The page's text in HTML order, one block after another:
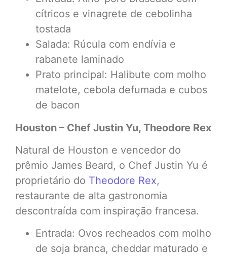
cítricos e vinagrete de cebolinha
tostada
Salada: Rúcula com endívia e
rabanete laminado
Prato principal: Halibute com molho
matelote, cebola defumada e cubos
de bacon
Houston – Chef Justin Yu, Theodore Rex
Natural de Houston e vencedor do
prêmio James Beard, o Chef Justin Yu é
proprietário do Theodore Rex,
restaurante de alta gastronomia
descontraída com inspiração francesa.
Entrada: Ovos recheados com molho
de soja branca, cheddar maturado e